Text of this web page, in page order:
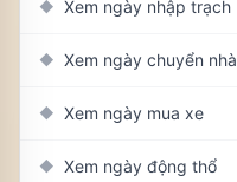
◆ Xem ngày nhập trạch
◆ Xem ngày chuyển nhà
◆ Xem ngày mua xe
◆ Xem ngày động thổ